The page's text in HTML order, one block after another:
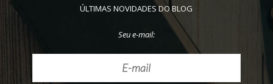
ÚLTIMAS NOVIDADES DO BLOG
Seu e-mail: